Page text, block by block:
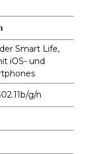
Smart Life,
iOS- und
g/n